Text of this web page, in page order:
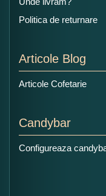
Ce nota
Copiati alaturi
Politica de returnare
Articole Blog
Articole Cofetarie
Candybar
Configureaza